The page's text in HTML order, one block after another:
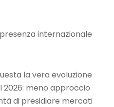
internazionale
la vera evoluzione
meno approccio
di presidiare mercati